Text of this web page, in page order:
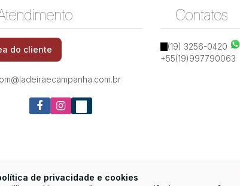
de privacidade e cookies
Rua Hermantino Coelho, 13087-500, Mansões
Santo Antônio, Campinas, São Paulo, Brasil
do cliente
Contatos
(19) 3256-0420
+55(19)997790063